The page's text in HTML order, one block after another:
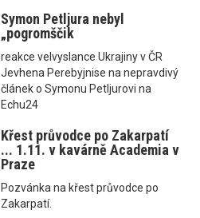
Symon Petljura nebyl
„pogromščik
reakce velvyslance Ukrajiny v ČR
Jevhena Perebyjnise na nepravdivý
článek o Symonu Petljurovi na
Echu24
Křest průvodce po Zakarpatí
... 1.11. v kavárně Academia v
Praze
Pozvánka na křest průvodce po
Zakarpatí.